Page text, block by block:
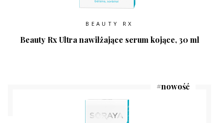
BEAUTY RX
Beauty Rx Ultra nawilżające serum kojące, 30 ml
#nowość